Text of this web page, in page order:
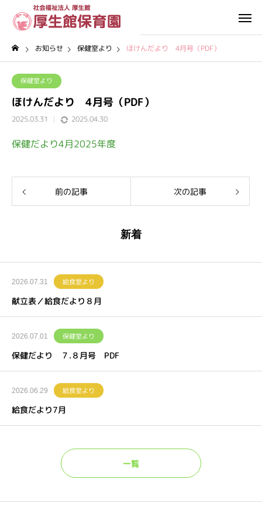
お知らせ 保健室より ほけんだより 4月号（PDF）
保健室より
ほけんだより 4月号（PDF）
2025.03.31 2025.04.30
保健だより4月2025年度
前の記事 次の記事
新着
2026.07.31 給食室より
献立表／給食だより８月
2026.07.01 保健室より
保健だより ７.８月号 PDF
2026.06.29 給食室より
給食だより7月
一覧